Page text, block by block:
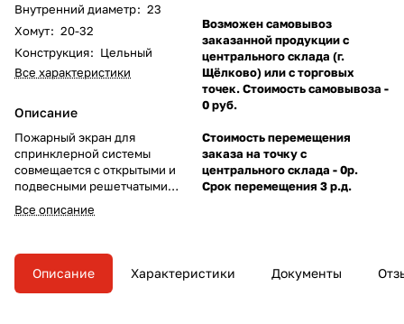
Внутренний диаметр: 23
Хомут: 20-32
Конструкция: Цельный
Все характеристики
Описание
Пожарный экран для
спринклерной системы
совмещается с открытыми и
подвесными решетчатыми
потолками.
Все описание
Возможен самовывоз
заказанной продукции с
центрального склада (г.
Щёлково) или с торговых
точек. Стоимость самовывоза -
0 руб.
Стоимость перемещения
заказа на точку с
центрального склада - 0р.
Срок перемещения 3 р.д.
Описание Характеристики Документы